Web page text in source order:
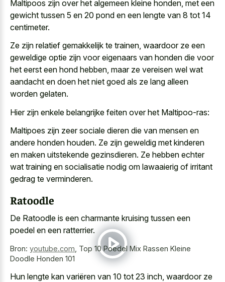
Maltipoos zijn over het algemeen kleine honden, met een
gewicht tussen 5 en 20 pond en een lengte van 8 tot 14
centimeter.
Ze zijn relatief gemakkelijk te trainen, waardoor ze een
geweldige optie zijn voor eigenaars van honden die voor
het eerst een hond hebben, maar ze vereisen wel wat
aandacht en doen het niet goed als ze lang alleen
worden gelaten.
Hier zijn enkele belangrijke feiten over het Maltipoo-ras:
Maltipoes zijn zeer sociale dieren die van mensen en
andere honden houden. Ze zijn geweldig met kinderen
en maken uitstekende gezinsdieren. Ze hebben echter
wat training en socialisatie nodig om lawaaierig of irritant
gedrag te verminderen.
Ratoodle
De Ratoodle is een charmante kruising tussen een
poedel en een ratterrier.
Bron: youtube.com Top 10 Poedel Mix Rassen Kleine
Doodle Honden 101
Hun lengte kan variëren van 10 tot 23 inch, waardoor ze